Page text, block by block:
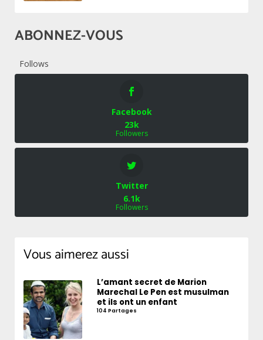
ABONNEZ-VOUS
Follows
Facebook
23k
Followers
Twitter
6.1k
Followers
Vous aimerez aussi
L’amant secret de Marion
Marechal Le Pen est musulman
et ils ont un enfant
104 Partages